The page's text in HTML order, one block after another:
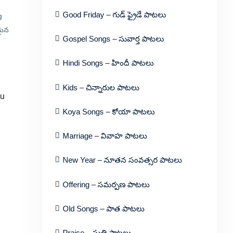
Good Friday – గుడ్ ఫ్రైడే పాటలు
Gospel Songs – సువార్త పాటలు
Hindi Songs – హిందీ పాటలు
Kids – చిన్నారుల పాటలు
Koya Songs – కోయా పాటలు
Marriage – వివాహ పాటలు
New Year – నూతన సంవత్సర పాటలు
Offering – సమర్పణ పాటలు
Old Songs – పాత పాటలు